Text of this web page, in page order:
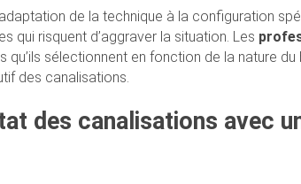
de la technique à la configuration
qui risquent d’aggraver la situation. Les
qu’ils sélectionnent en fonction de la nature
des canalisations.
des canalisations avec